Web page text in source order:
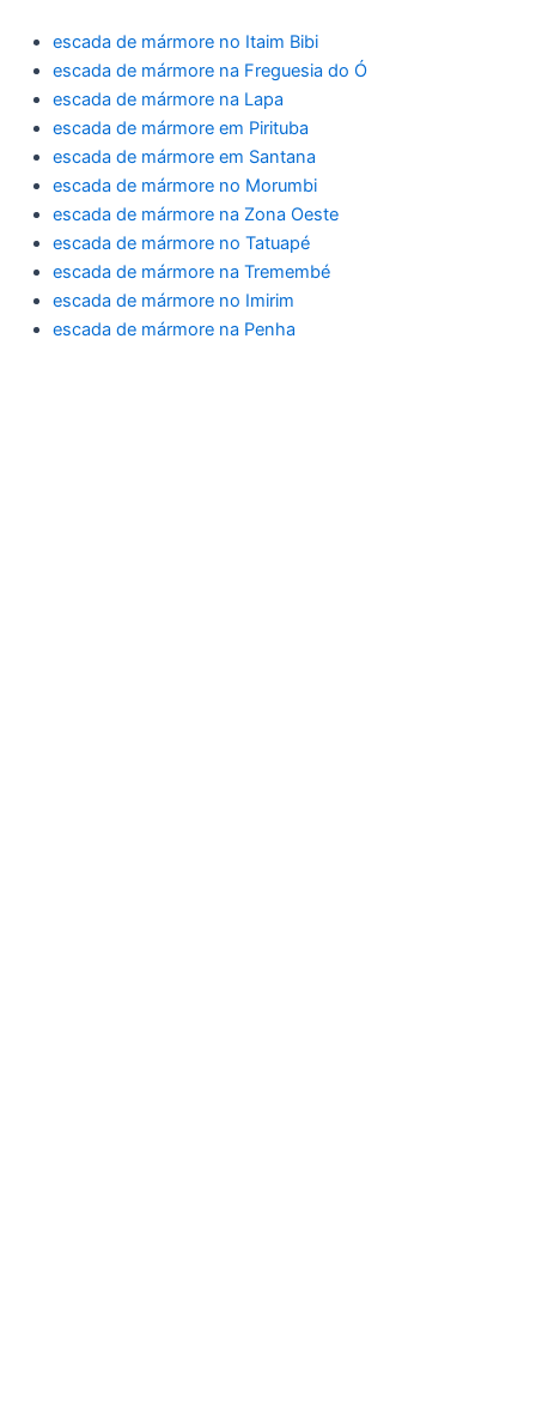
escada de mármore no Itaim Bibi
escada de mármore na Freguesia do Ó
escada de mármore na Lapa
escada de mármore em Pirituba
escada de mármore em Santana
escada de mármore no Morumbi
escada de mármore na Zona Oeste
escada de mármore no Tatuapé
escada de mármore na Tremembé
escada de mármore no Imirim
escada de mármore na Penha